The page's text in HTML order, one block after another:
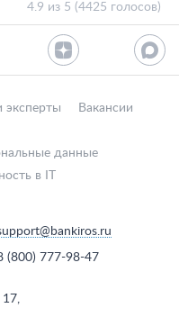
4.9 из 5 (4425 голосов)
эксперты
Вакансии
данные
в IT
(800) 777-98-47
17,